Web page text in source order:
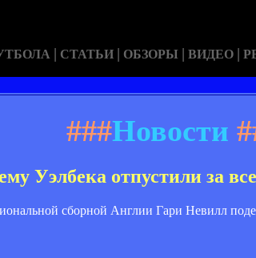
| СТАТЬИ | ОБЗОРЫ | ВИДЕО |
###Новости
Уэлбека отпустили за
сборной Англии Гари Невилл